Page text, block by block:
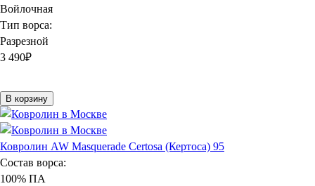
Войлочная
Тип ворса:
Разрезной
3 490₽
В корзину
Ковролин AW Masquerade Certosa (Кертоса) 95
Состав ворса:
100% ПА